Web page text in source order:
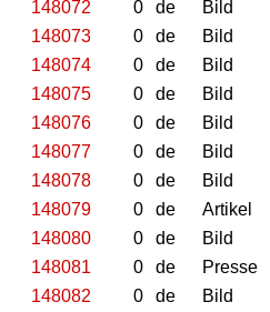
148072
0 de Bild
148073
0 de Bild
148074
0 de Bild
148075
0 de Bild
148076
0 de Bild
148077
0 de Bild
148078
0 de Bild
148079
0 de Artikel
148080
0 de Bild
148081
0 de Presse
148082
0 de Bild